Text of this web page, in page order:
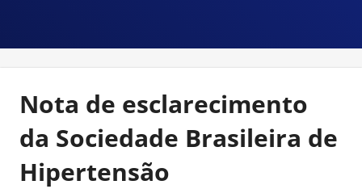
Nota de esclarecimento
da Sociedade Brasileira de
Hipertensão